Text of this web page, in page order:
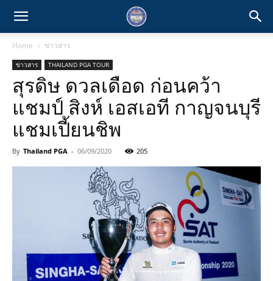
Home ข่าวสาร
ข่าวสาร THAILAND PGA TOUR
สุรดิษ ดวลเดือด ก่อนคว้า
แชมป์ สิงห์ เอสเอที กาญจนบุรี
แชมเปี้ยนชิพ
By Thailand PGA - 06/09/2020 205